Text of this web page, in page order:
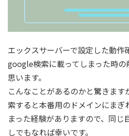
エックスサーバーで設定した動作
google検索に載ってしまった時の
思います。
こんなことがあるのかと驚きま
索すると本番用のドメインにまぎ
まった経験がありますので、同じ
しでもなれば幸いです。